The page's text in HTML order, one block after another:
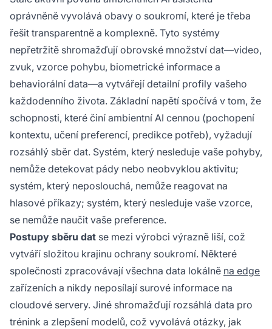
oprávněně vyvolává obavy o soukromí, které je třeba
řešit transparentně a komplexně. Tyto systémy
nepřetržitě shromažďují obrovské množství dat—video,
zvuk, vzorce pohybu, biometrické informace a
behaviorální data—a vytvářejí detailní profily vašeho
každodenního života. Základní napětí spočívá v tom, že
schopnosti, které činí ambientní AI cennou (pochopení
kontextu, učení preferencí, predikce potřeb), vyžadují
rozsáhlý sběr dat. Systém, který nesleduje vaše pohyby,
nemůže detekovat pády nebo neobvyklou aktivitu;
systém, který neposlouchá, nemůže reagovat na
hlasové příkazy; systém, který nesleduje vaše vzorce,
se nemůže naučit vaše preference.
Postupy sběru dat se mezi výrobci výrazně liší, což
vytváří složitou krajinu ochrany soukromí. Některé
společnosti zpracovávají všechna data lokálně na edge
zařízeních a nikdy neposílají surové informace na
cloudové servery. Jiné shromažďují rozsáhlá data pro
trénink a zlepšení modelů, což vyvolává otázky, jak